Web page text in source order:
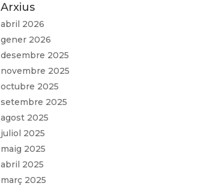
Arxius
abril 2026
gener 2026
desembre 2025
novembre 2025
octubre 2025
setembre 2025
agost 2025
juliol 2025
maig 2025
abril 2025
març 2025